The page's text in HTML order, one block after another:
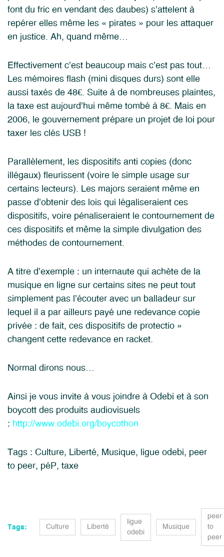
font du fric en vendant des daubes) s’attelent à
repérer elles même les « pirates » pour les attaquer
en justice. Ah, quand même…
Effectivement c’est beaucoup mais c’est pas tout…
Les mémoires flash (mini disques durs) sont elle
aussi taxés de 48€. Suite à de nombreuses plaintes,
la taxe est aujourd’hui même tombé à 8€. Mais en
2006, le gouvernement prépare un projet de loi pour
taxer les clés USB !
Parallèlement, les dispositifs anti copies (donc
illégaux) fleurissent (voire le simple usage sur
certains lecteurs). Les majors seraient même en
passe d’obtenir des lois qui légaliseraient ces
dispositifs, voire pénaliseraient le contournement de
ces dispositifs et même la simple divulgation des
méthodes de contournement.
A titre d’exemple : un internaute qui achète de la
musique en ligne sur certains sites ne peut tout
simplement pas l’écouter avec un balladeur sur
lequel il a par ailleurs payé une redevance copie
privée : de fait, ces dispositifs de protectio »
changent cette redevance en racket.
Normal dirons nous…
Ainsi je vous invite à vous joindre à Odebi et à son
boycott des produits audiovisuels
: http://www.odebi.org/boycothon
Tags : Culture, Liberté, Musique, ligue odebi, peer
to peer, péP, taxe
Tags: Culture Liberté
ligue
odebi
Musique
peer
to
peer